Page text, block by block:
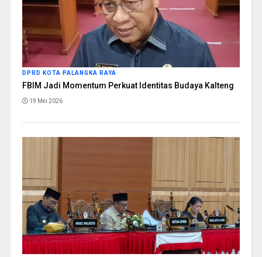
DPRD KOTA PALANGKA RAYA
FBIM Jadi Momentum Perkuat Identitas Budaya Kalteng
19 Mei 2026